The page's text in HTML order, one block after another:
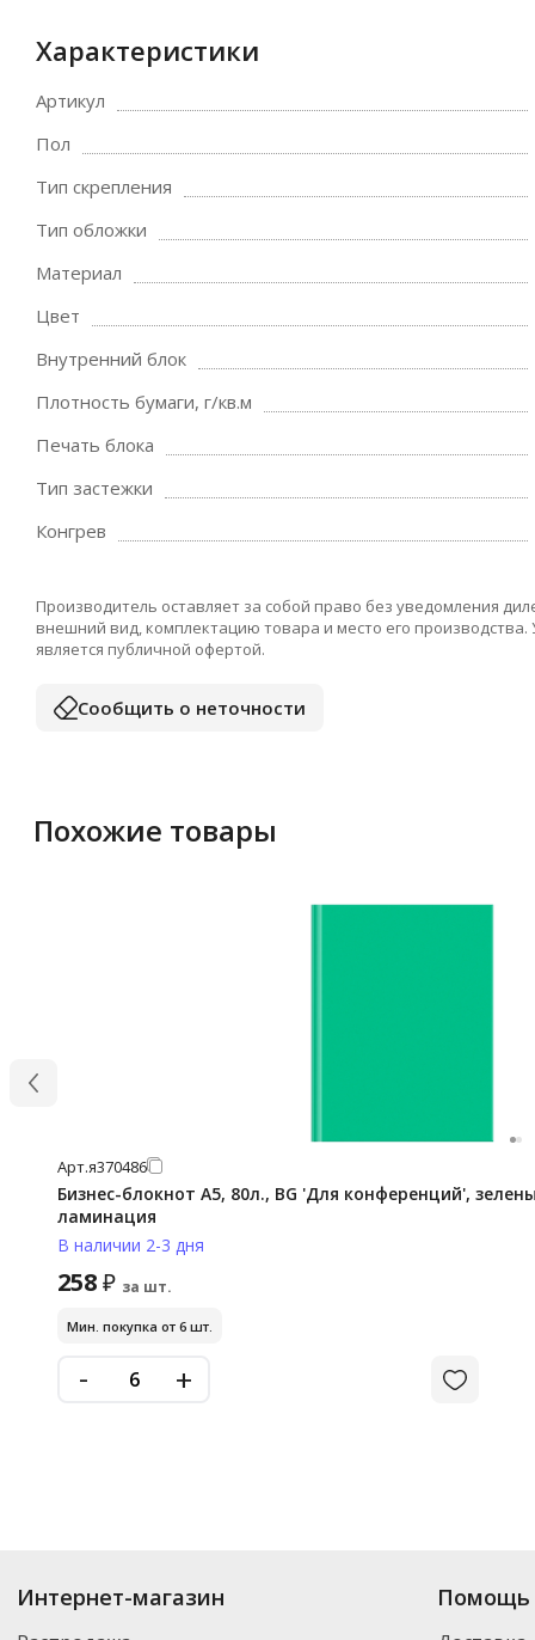
Характеристики
Артикул
Пол
Тип скрепления
Тип обложки
Материал
Цвет
Внутренний блок
Плотность бумаги, г/кв.м
Печать блока
Тип застежки
Конгрев
Производитель оставляет за собой право без уведомления
внешний вид, комплектацию товара и место его
является публичной офертой.
Сообщить о неточности
Похожие товары
Арт.я370486
Бизнес-блокнот А5, 80л., BG 'Для конференций',
ламинация
В наличии 2-3 дня
258₽ за шт.
Мин. покупка от 6 шт.
- +
Интернет-магазин Помощь